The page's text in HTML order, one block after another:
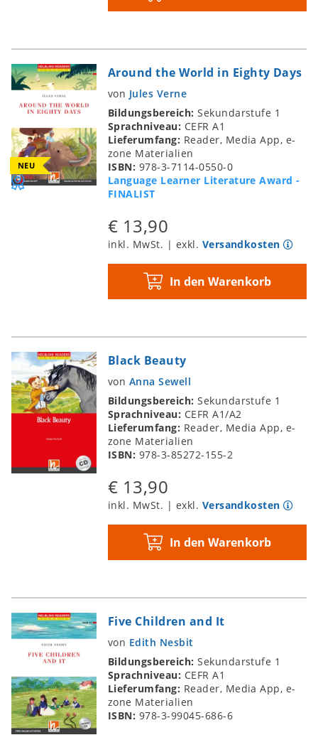
NEU
Around the World in Eighty Days
von Jules Verne
Bildungsbereich:Sekundarstufe 1
Sprachniveau: CEFR A1
Lieferumfang: Reader, Media App, e-
zone Materialien
ISBN: 978-3-7114-0550-0
Language Learner Literature Award -
FINALIST
€ 13,90
inkl. MwSt. | exkl. Versandkosten
In den Warenkorb
Black Beauty
von Anna Sewell
Bildungsbereich:Sekundarstufe 1
Sprachniveau: CEFR A1/A2
Lieferumfang: Reader, Media App, e-
zone Materialien
ISBN: 978-3-85272-155-2
€ 13,90
inkl. MwSt. | exkl. Versandkosten
In den Warenkorb
Five Children and It
von Edith Nesbit
Bildungsbereich:Sekundarstufe 1
Sprachniveau: CEFR A1
Lieferumfang: Reader, Media App, e-
zone Materialien
ISBN: 978-3-99045-686-6